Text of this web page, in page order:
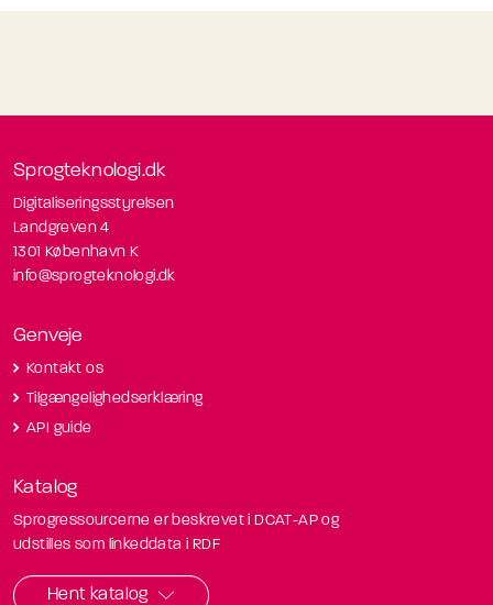
Sprogteknologi.dk
Digitaliseringsstyrelsen
Landgreven 4
1301 København K
info@sprogteknologi.dk
Genveje
Kontakt os
Tilgængelighedserklæring
API guide
Katalog
Sprogressourcerne er beskrevet i DCAT-AP og
udstilles som linkeddata i RDF
Hent katalog